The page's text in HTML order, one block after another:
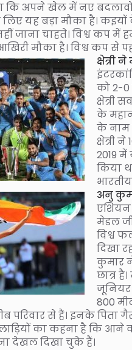
कि अपने खेल में नए
यह बड़ा मौका है। कइयों
जाना चाहते। विश्व कप में
मौका है। विश्व कप से
क्षेत्री
को 2-0
क्षेत्री
के
के नाम
क्षेत्री
2019
किया
अनु
मेडल
विश्व
दिखा
कुमार
छात्र
800
परिवार से हैं। इनके
का कहना है कि आने
देखल दिखा चुके हैं।